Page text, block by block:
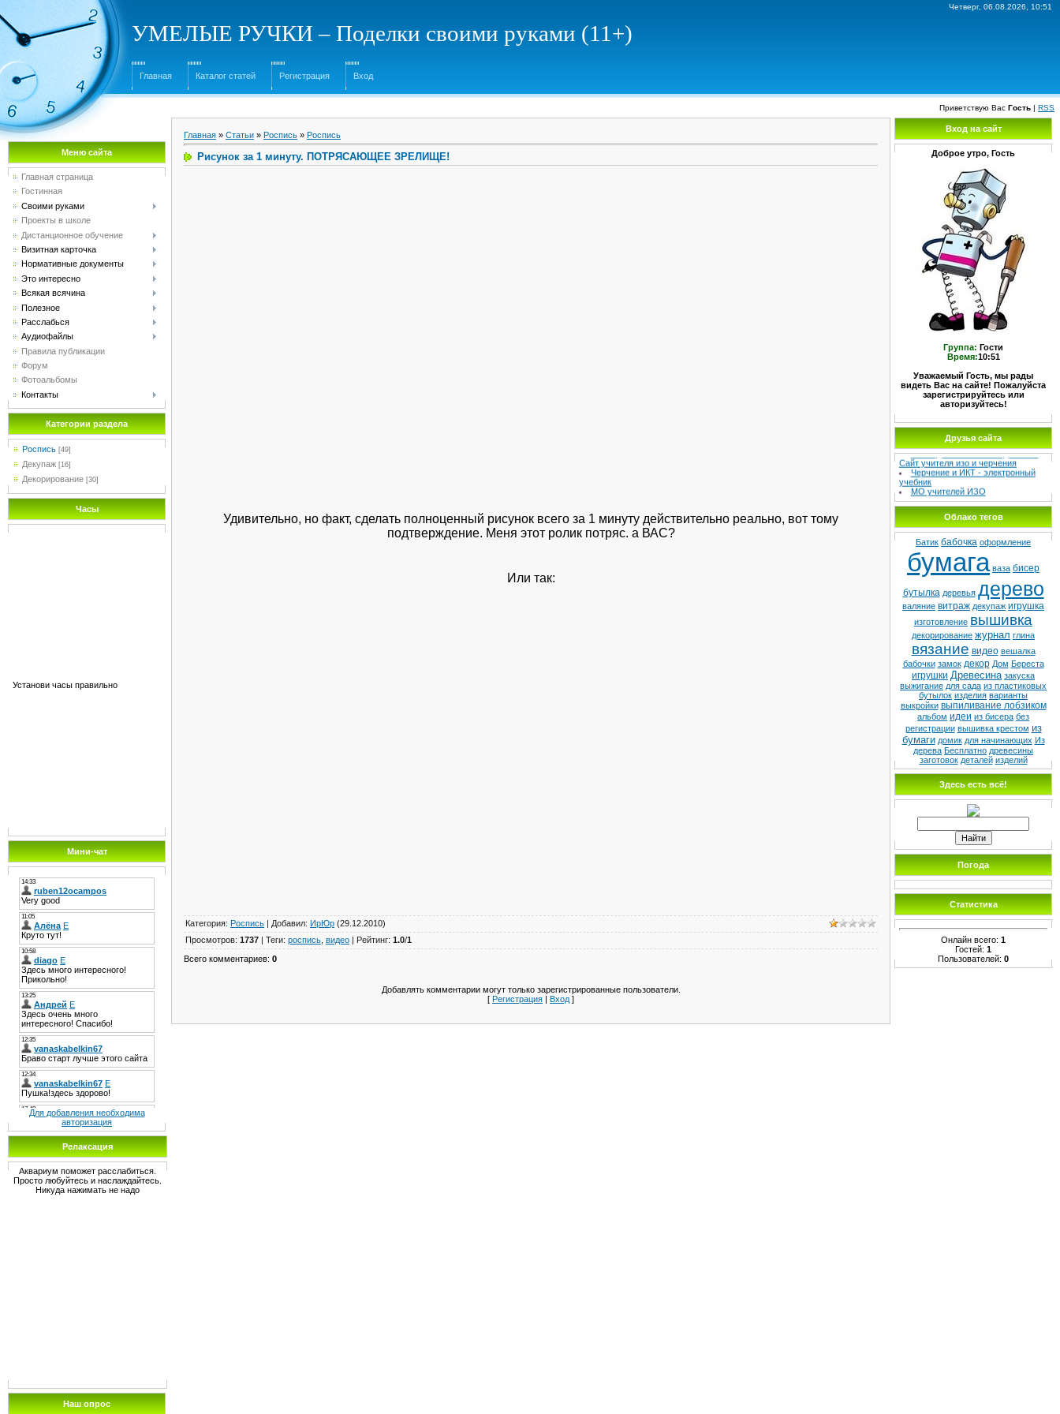
Четверг, 06.08.2026, 10:51
УМЕЛЫЕ РУЧКИ – Поделки своими руками (11+)
Главная Каталог статей Регистрация Вход
Приветствую Вас Гость | RSS
Меню сайта
Главная страница
Гостинная
Своими руками
Проекты в школе
Дистанционное обучение
Визитная карточка
Нормативные документы
Это интересно
Всякая всячина
Полезное
Расслабься
Аудиофайлы
Правила публикации
Форум
Фотоальбомы
Контакты
Категории раздела
Роспись [49]
Декупаж [16]
Декорирование [30]
Часы
Установи часы правильно
Мини-чат
Для добавления необходима
авторизация
Релаксация
Аквариум поможет расслабиться.
Просто любуйтесь и наслаждайтесь.
Никуда нажимать не надо
Наш опрос
Главная » Статьи » Роспись » Роспись
Рисунок за 1 минуту. ПОТРЯСАЮЩЕЕ ЗРЕЛИЩЕ!
Удивительно, но факт, сделать полноценный рисунок всего за 1 минуту действительно реально, вот тому
подтверждение. Меня этот ролик потряс. а ВАС?
Или так:
Категория: Роспись | Добавил: ИрЮр (29.12.2010)
Просмотров: 1737 | Теги: роспись видео | Рейтинг: 1.0/1
Всего комментариев: 0
Добавлять комментарии могут только зарегистрированные пользователи.
[ Регистрация | Вход ]
Вход на сайт
Доброе утро, Гость
Группа: Гости
Время:10:51
Уважаемый Гость, мы рады
видеть Вас на сайте! Пожалуйста
зарегистрируйтесь или
авторизуйтесь!
Друзья сайта
МЕТОДИЧЕСКИЙ СУНДУЧОК –
Сайт учителя изо и черчения
Черчение и ИКТ - электронный
учебник
МО учителей ИЗО
Школа №8
Детская худ. школа
Облако тегов
Батик бабочка оформление
бумага ваза бисер
бутылка деревья дерево
валяние витраж декупаж игрушка
изготовление вышивка
декорирование журнал глина
вязание видео вешалка
бабочки замок декор Дом Береста
игрушки Древесина закуска
выжигание для сада из пластиковых
бутылок изделия варианты
выкройки выпиливание лобзиком
альбом идеи из бисера без
регистрации вышивка крестом из
бумаги домик для начинающих Из
дерева Бесплатно древесины
заготовок деталей изделий
Здесь есть всё!
Погода
Статистика
Онлайн всего: 1
Гостей: 1
Пользователей: 0